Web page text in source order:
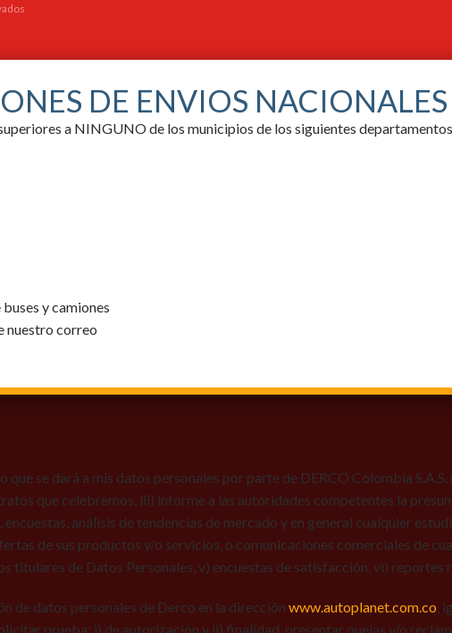
DE ENVIOS
a NINGUNO de los municipios de los siguientes
y camiones
nuestro correo
se dará a mis datos personales por parte de DERCO Colombia
que celebremos, iii) informe a las autoridades competentes la
análisis de tendencias de mercado y en general cualquier
de sus productos y/o servicios, o comunicaciones comerciales de
titulares de Datos Personales, v) encuestas de satisfacción, vi) reportes
de datos personales de Derco en la dirección www.autoplanet.com.co ,
prueba: i) de autorización y ii) finalidad, presentar quejas y/o